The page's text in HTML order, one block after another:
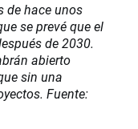
de hace unos
se prevé que el
de 2030.
abierto
sin una
Fuente: